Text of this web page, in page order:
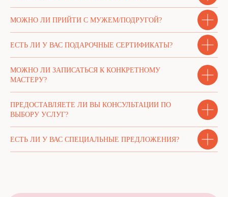
МОЖНО ЛИ ПРИЙТИ С МУЖЕМ/ПОДРУГОЙ?
ЕСТЬ ЛИ У ВАС ПОДАРОЧНЫЕ СЕРТИФИКАТЫ?
МОЖНО ЛИ ЗАПИСАТЬСЯ К КОНКРЕТНОМУ
МАСТЕРУ?
ПРЕДОСТАВЛЯЕТЕ ЛИ ВЫ КОНСУЛЬТАЦИИ ПО
ВЫБОРУ УСЛУГ?
ЕСТЬ ЛИ У ВАС СПЕЦИАЛЬНЫЕ ПРЕДЛОЖЕНИЯ?